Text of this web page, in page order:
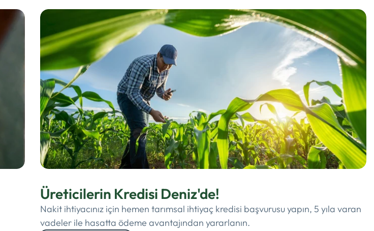
Üreticilerin Kredisi Deniz'de!
Nakit ihtiyacınız için hemen tarımsal ihtiyaç kredisi başvurusu yapın, 5 yıla varan
vadeler ile hasatta ödeme avantajından yararlanın.